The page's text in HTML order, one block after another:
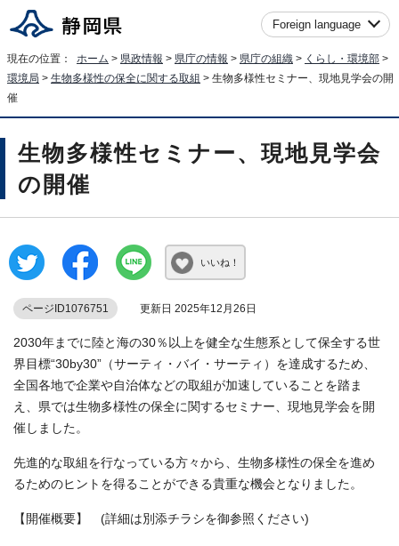
Foreign language
現在の位置： ホーム > 県政情報 > 県庁の情報 > 県庁の組織 > くらし・環境部 >
環境局 > 生物多様性の保全に関する取組 > 生物多様性セミナー、現地見学会の開
催
生物多様性セミナー、現地見学会
の開催
いいね！
ページID1076751 更新日 2025年12月26日
2030年までに陸と海の30％以上を健全な生態系として保全する世
界目標“30by30”（サーティ・バイ・サーティ）を達成するため、
全国各地で企業や自治体などの取組が加速していることを踏ま
え、県では生物多様性の保全に関するセミナー、現地見学会を開
催しました。
先進的な取組を行なっている方々から、生物多様性の保全を進め
るためのヒントを得ることができる貴重な機会となりました。
【開催概要】 (詳細は別添チラシを御参照ください)